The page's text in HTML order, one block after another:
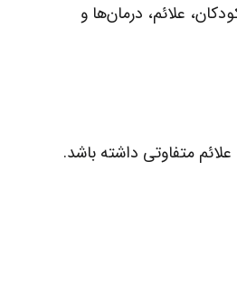
علائم، درمان‌ها و
متفاوتی داشته باشد.